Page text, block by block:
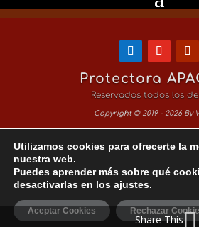
Protectora
Reservados todos los
Copyright © 2019 - 2026 By
Aviso Legal
Política de Privacidad
Política de Cookies
Utilizamos cookies para ofrecerte la
nuestra web.
Puedes aprender más sobre qué
desactivarlas en los ajustes.
Aceptar Cookies Rechazar
Share This